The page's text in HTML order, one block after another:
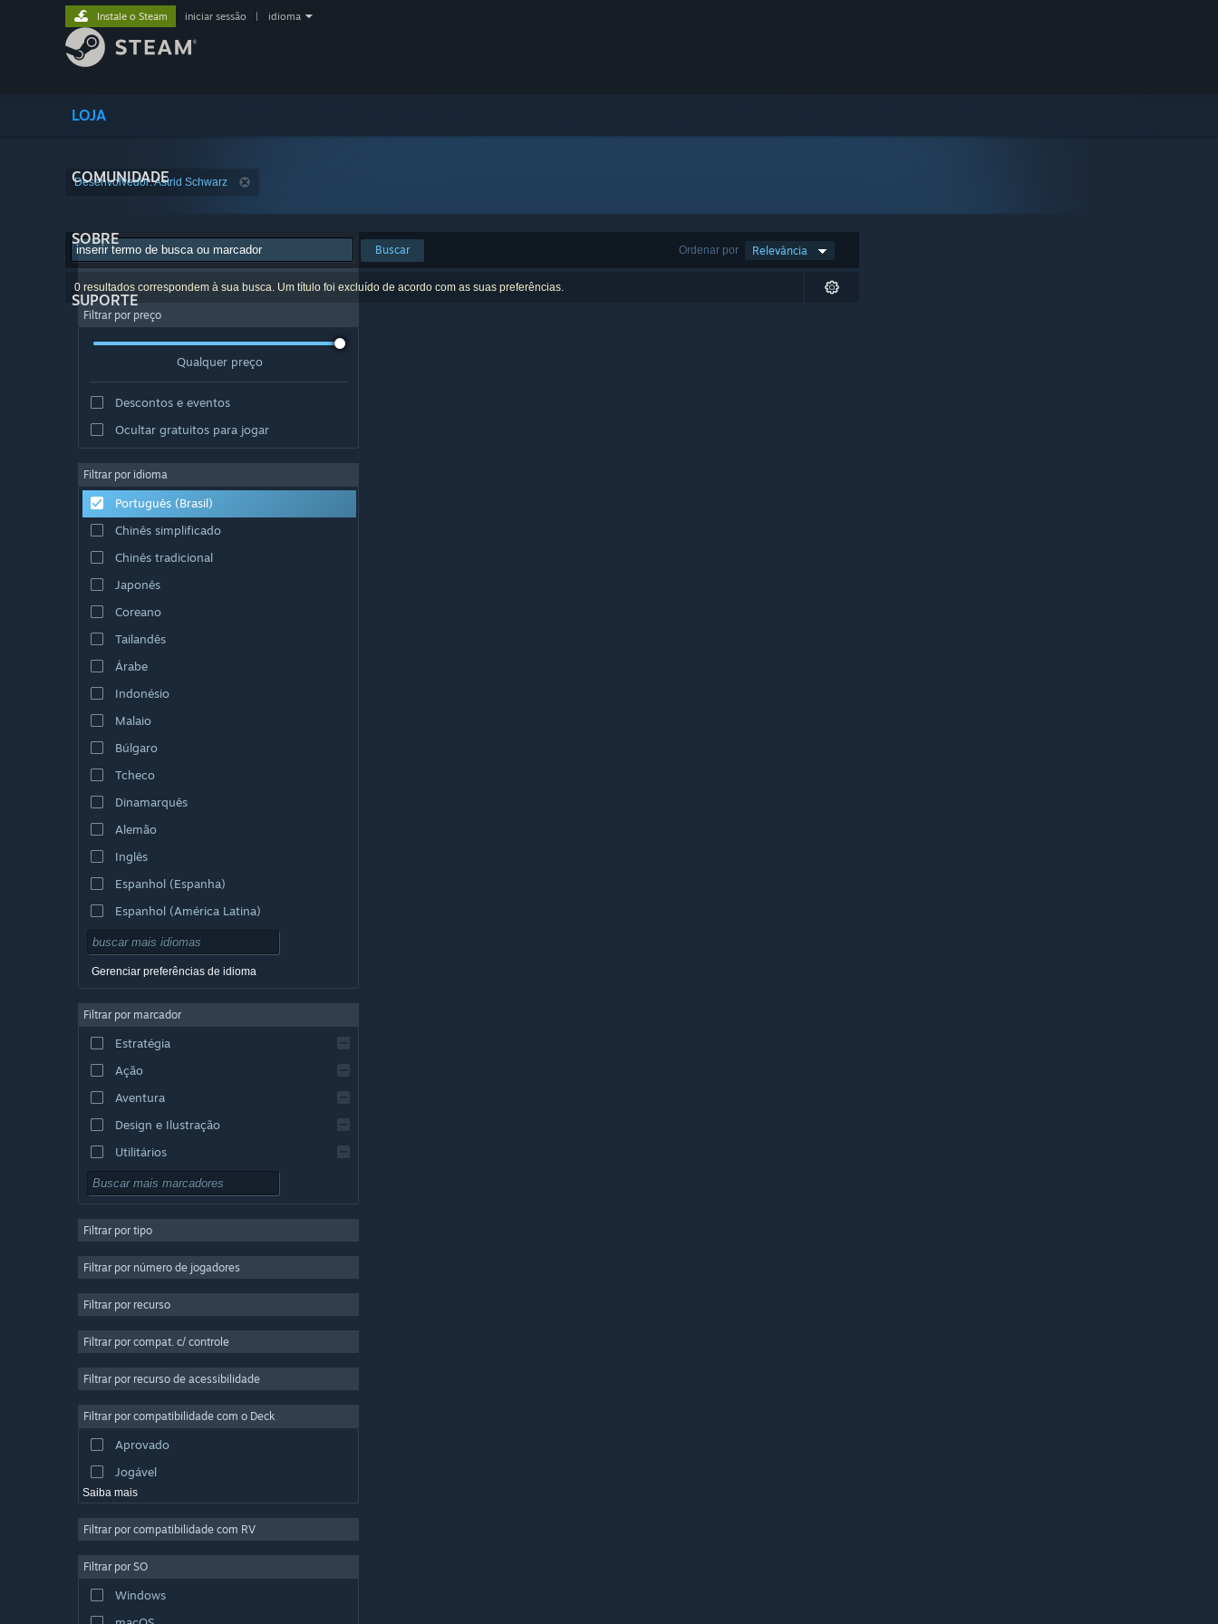
LOJA
COMUNIDADE
SOBRE
SUPORTE
Instale o Steam iniciar sessão idioma
Desenvolvedor: Astrid Schwarz
Ordenar por Relevância
Buscar
0 resultados correspondem à sua busca. Um título foi excluído de acordo com as suas preferências.
Filtrar por preço
Qualquer preço
Descontos e eventos
Ocultar gratuitos para jogar
Filtrar por idioma
Português (Brasil)
Chinês simplificado
Chinês tradicional
Japonês
Coreano
Tailandês
Árabe
Indonésio
Malaio
Búlgaro
Tcheco
Dinamarquês
Alemão
Inglês
Espanhol (Espanha)
Espanhol (América Latina)
Gerenciar preferências de idioma
Filtrar por marcador
Estratégia
Ação
Aventura
Design e Ilustração
Utilitários
Gratuito para Jogar
Multijogador Massivo
Casual
Simulação
Produção de Vídeo
Edição de Fotos
Filtrar por tipo
Filtrar por número de jogadores
Filtrar por recurso
Filtrar por compat. c/ controle
Filtrar por recurso de acessibilidade
Filtrar por compatibilidade com o Deck
Aprovado
Jogável
Saiba mais
Filtrar por compatibilidade com RV
Filtrar por SO
Windows